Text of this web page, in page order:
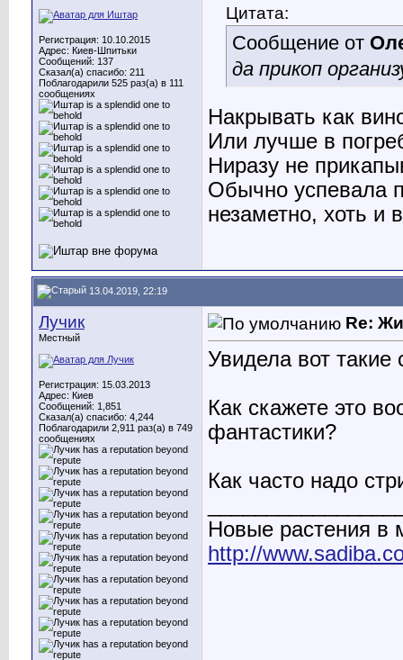
Регистрация: 10.10.2015
Адрес: Киев-Шпитьки
Сообщений: 137
Сказал(а) спасибо: 211
Поблагодарили 525 раз(а) в 111
сообщениях
Цитата:
Сообщение от
да прикоп
Накрывать как
Или лучше в
Ниразу не
Обычно успевала
незаметно, хоть и
13.04.2019, 22:19
Лучик
Местный
Регистрация: 15.03.2013
Адрес: Киев
Сообщений: 1,851
Сказал(а) спасибо: 4,244
Поблагодарили 2,911 раз(а) в 749
сообщениях
Re:
Увидела вот
Как скажете это
фантастики?
Как часто надо
Новые растения
http://